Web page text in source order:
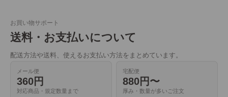
お買い物サポート
送料・お支払いについて
配送方法や送料、使えるお支払い方法をまとめています。
メール便
360円
対応商品・規定数量まで
宅配便
880円〜
厚み・数量が多いご注文